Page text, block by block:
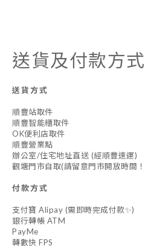
送貨及付款方式
送貨方式
順豐站取件
順豐智能櫃取件
OK便利店取件
順豐營業點
辦公室/住宅地址直送 (經順豐速運)
觀塘門市自取(請留意門市開放時間
付款方式
支付寶 Alipay (需即時完成付款✨)
銀行轉帳 ATM
PayMe
轉數快 FPS